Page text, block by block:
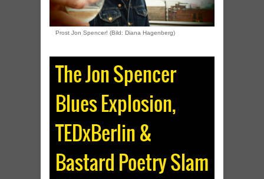
Prost Jon Spencer! (Bild: Diana Hagenberg)
The Jon Spencer
Blues Explosion,
TEDxBerlin &
Bastard Poetry Slam